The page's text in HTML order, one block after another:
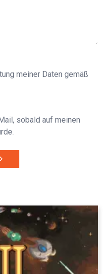
meiner Daten gemäß
sobald auf meinen